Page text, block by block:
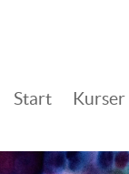
Start Kurser